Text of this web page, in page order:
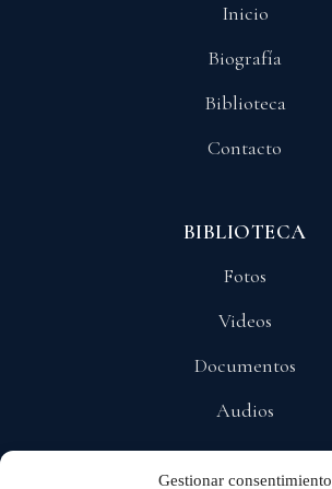
Gestionar consentimiento
Inicio
Biografía
Biblioteca
Contacto
BIBLIOTECA
Fotos
Videos
Documentos
Audios